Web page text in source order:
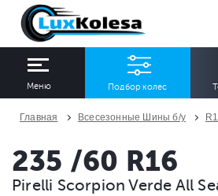
Меню Подбор колес
Ширина Профиль
Главная Всесезонные Шины б/у
235 /60 R16
Pirelli Scorpion Verde All